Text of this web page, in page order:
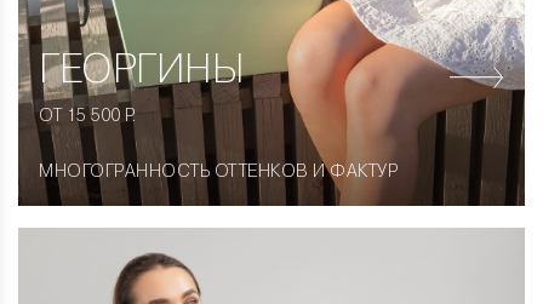
ГЕОРГИНЫ
ОТ 15 500 Р.
МНОГОГРАННОСТЬ ОТТЕНКОВ И ФАКТУР